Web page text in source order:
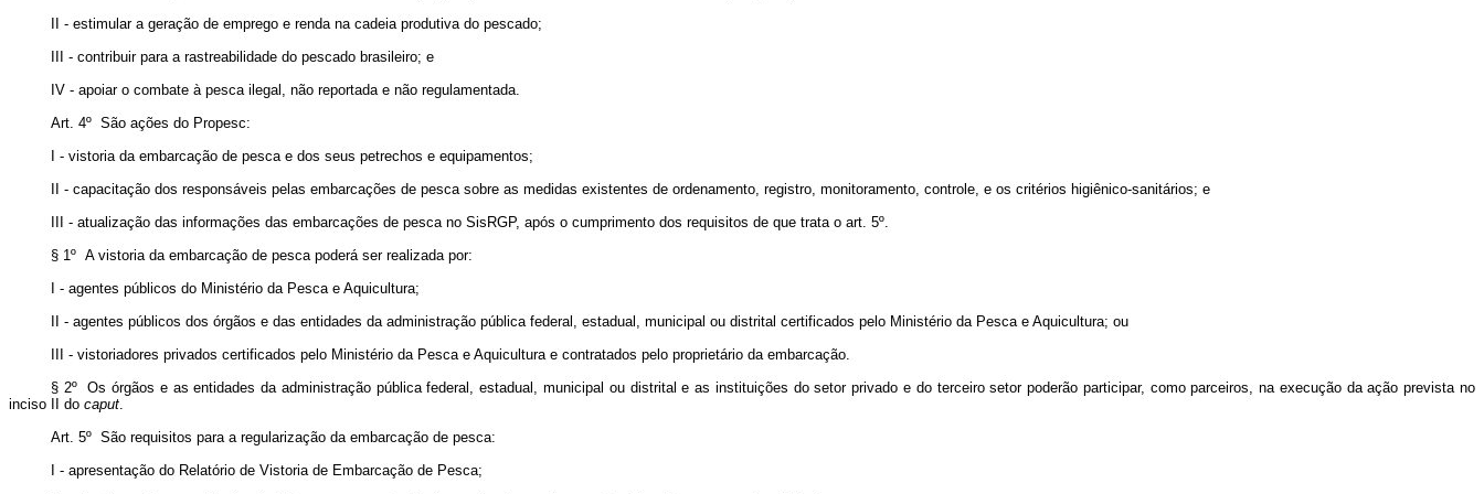
II - estimular a geração de emprego e renda na cadeia produtiva do pescado;
III - contribuir para a rastreabilidade do pescado brasileiro; e
IV - apoiar o combate à pesca ilegal, não reportada e não regulamentada.
Art. 4º São ações do Propesc:
I - vistoria da embarcação de pesca e dos seus petrechos e equipamentos;
II - capacitação dos responsáveis pelas embarcações de pesca sobre as medidas existentes de ordenamento, registro, monitoramento, controle, e os critérios higiênico-sanitários; e
III - atualização das informações das embarcações de pesca no SisRGP, após o cumprimento dos requisitos de que trata o art. 5º.
§ 1º A vistoria da embarcação de pesca poderá ser realizada por:
I - agentes públicos do Ministério da Pesca e Aquicultura;
II - agentes públicos dos órgãos e das entidades da administração pública federal, estadual, municipal ou distrital certificados pelo Ministério da Pesca e Aquicultura; ou
III - vistoriadores privados certificados pelo Ministério da Pesca e Aquicultura e contratados pelo proprietário da embarcação.
§ 2º Os órgãos e as entidades da administração pública federal, estadual, municipal ou distrital e as instituições do setor privado e do terceiro setor poderão participar, como parceiros, na execução da ação prevista no
inciso II do caput.
Art. 5º São requisitos para a regularização da embarcação de pesca:
I - apresentação do Relatório de Vistoria de Embarcação de Pesca;